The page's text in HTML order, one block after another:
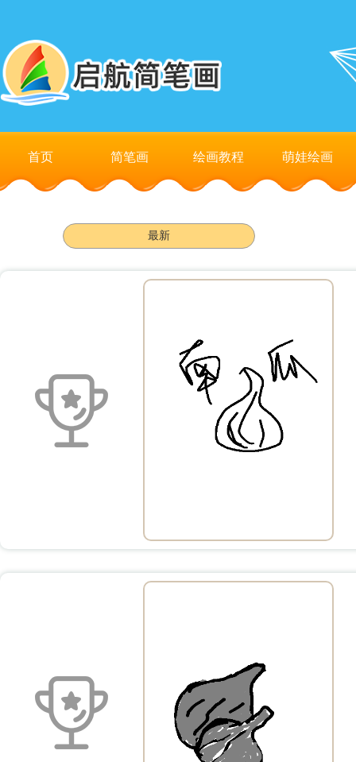
首页 简笔画 绘画教程 萌娃绘画
最新